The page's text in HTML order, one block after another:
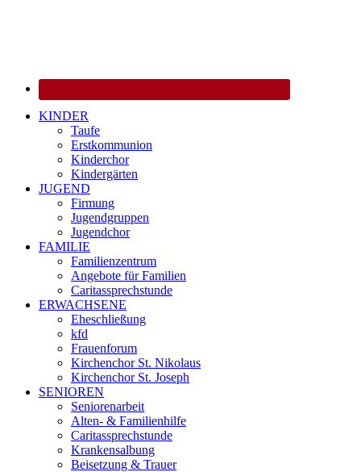
KINDER
Taufe
Erstkommunion
Kinderchor
Kindergärten
JUGEND
Firmung
Jugendgruppen
Jugendchor
FAMILIE
Familienzentrum
Angebote für Familien
Caritassprechstunde
ERWACHSENE
Eheschließung
kfd
Frauenforum
Kirchenchor St. Nikolaus
Kirchenchor St. Joseph
SENIOREN
Seniorenarbeit
Alten- & Familienhilfe
Caritassprechstunde
Krankensalbung
Beisetzung & Trauer